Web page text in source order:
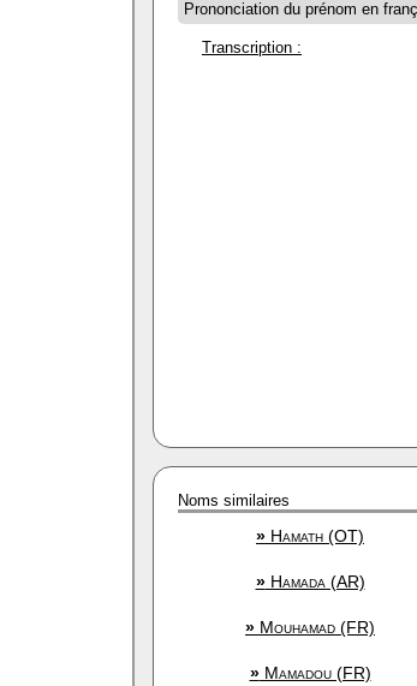
Prononciation du prénom en
Transcription :
Noms similaires
» Hamath (OT)
»Hamada (AR)
» Mouhamad (FR)
»Mamadou (FR)